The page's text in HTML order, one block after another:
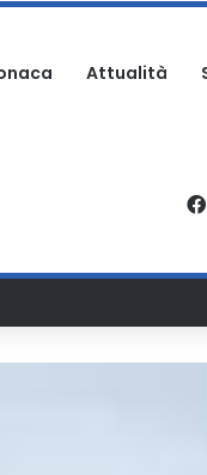
Attualità
DI PESCARA